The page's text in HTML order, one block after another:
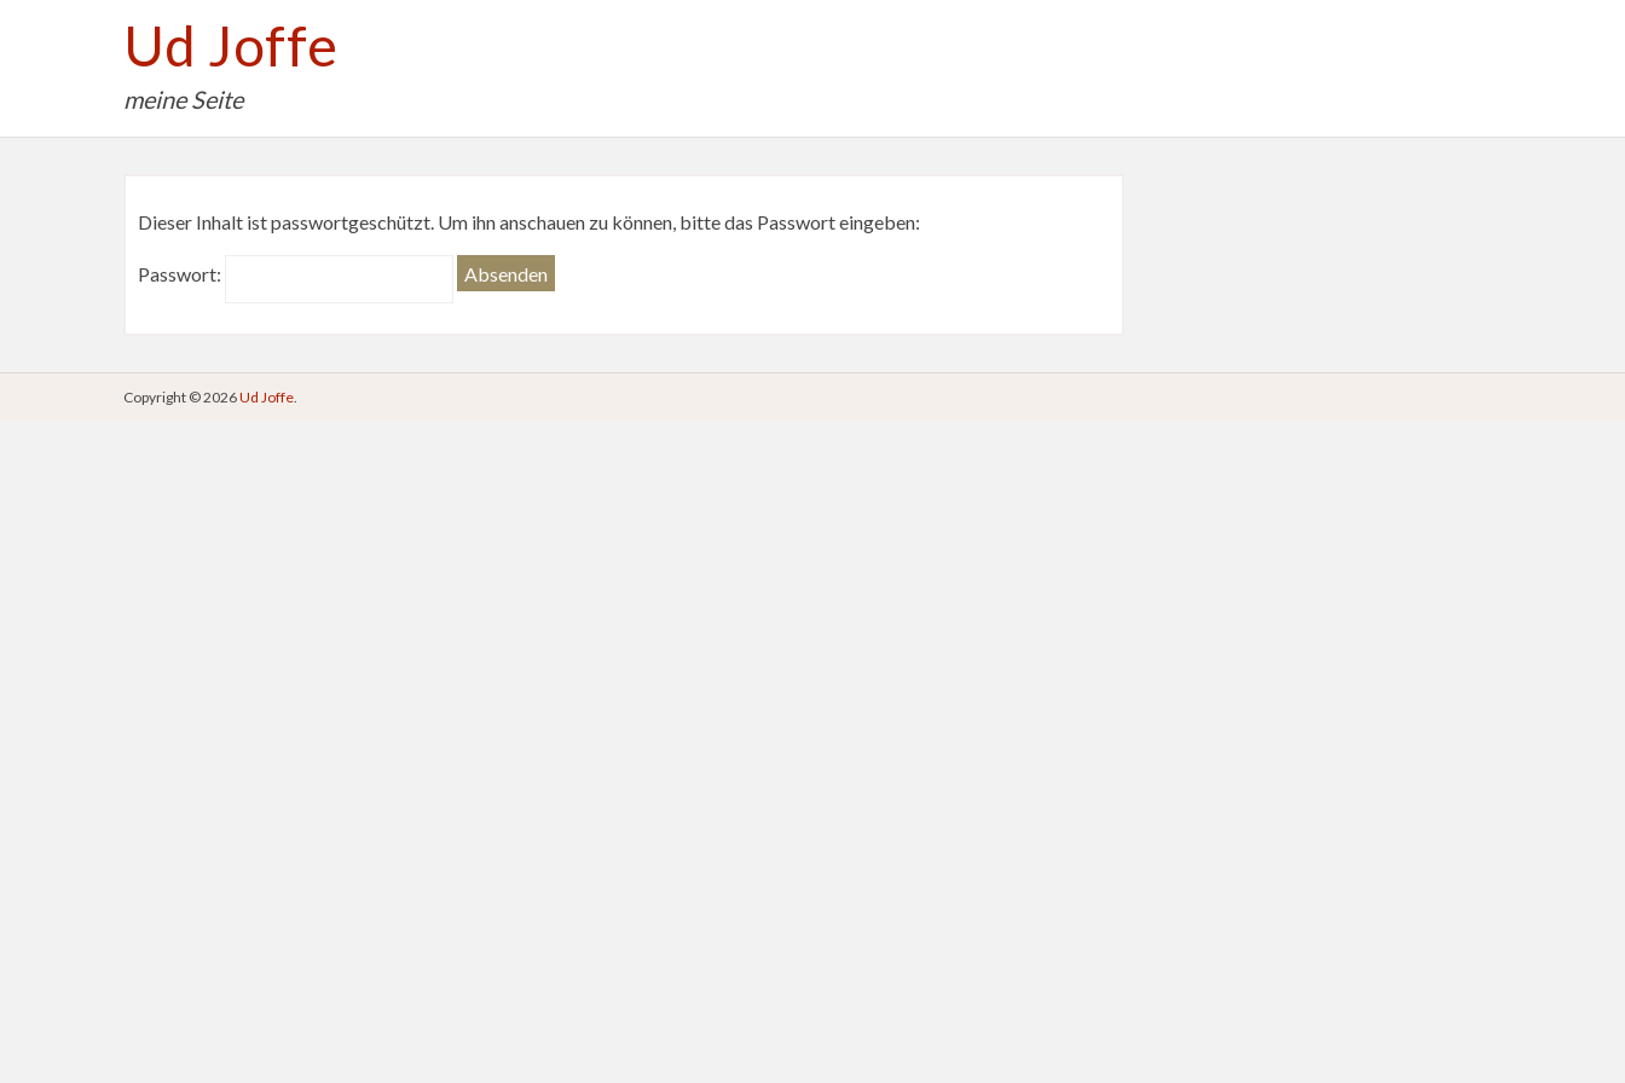
Ud Joffe
meine Seite
Dieser Inhalt ist passwortgeschützt. Um ihn anschauen zu können, bitte das Passwort eingeben:
Passwort:
Copyright © 2026Ud Joffe.